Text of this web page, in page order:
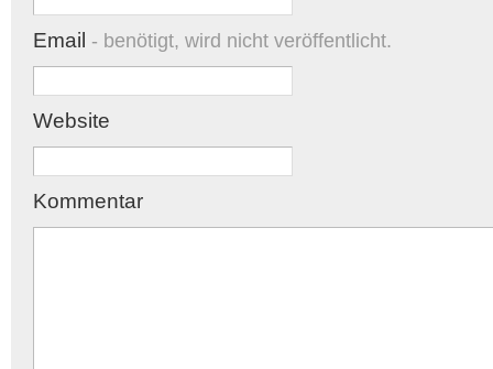
Email - benötigt, wird nicht veröffentlicht.
Website
Kommentar